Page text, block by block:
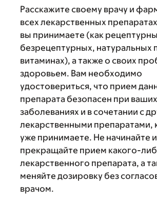
Расскажите своему врачу и
всех лекарственных
вы принимаете (как
безрецептурных, натуральных
витаминах), а также о своих
здоровьем. Вам необходимо
удостовериться, что прием
препарата безопасен при ваших
заболеваниях и в сочетании с
лекарственными препаратами,
уже принимаете. Не начинайте
прекращайте прием какого-
лекарственного препарата, а
меняйте дозировку без
врачом.